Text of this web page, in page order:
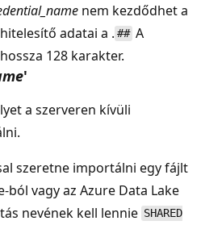
nem kezdődhet a
adatai a .##A
128 karakter.
'
a szerveren kívüli
szeretne importálni egy fájlt
ból vagy az Azure Data Lake
nevének kell lennie SHARED